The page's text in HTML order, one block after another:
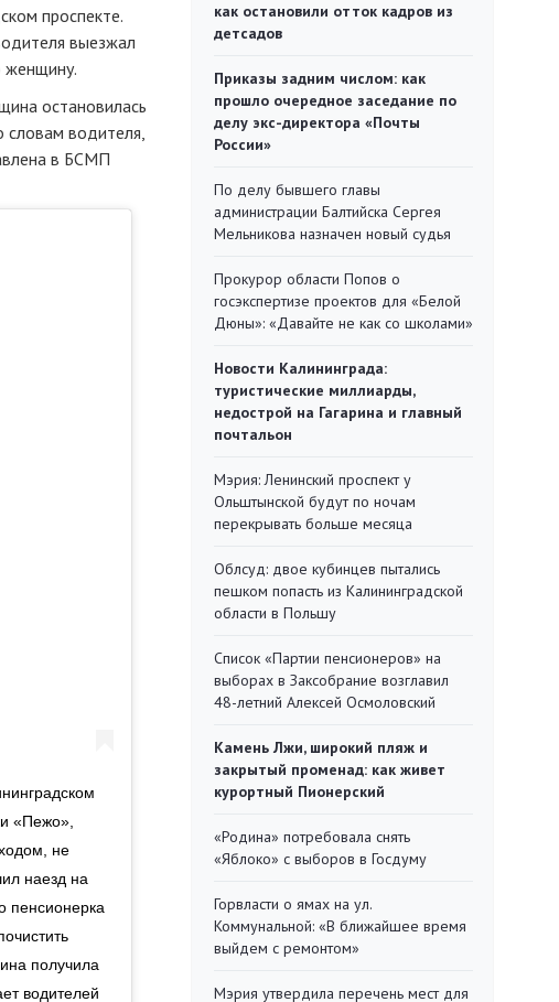
проспекте.
выезжал
женщину.
остановилась
водителя,
в БСМП
«Пежо»,
не
наезд на
пенсионерка
получила
водителей
как остановили отток кадров из
детсадов
Приказы задним числом: как
прошло очередное заседание по
делу экс-директора «Почты
России»
По делу бывшего главы
администрации Балтийска Сергея
Мельникова назначен новый судья
Прокурор области Попов о
госэкспертизе проектов для «Белой
Дюны»: «Давайте не как со школами»
Новости Калининграда:
туристические миллиарды,
недострой на Гагарина и главный
почтальон
Мэрия: Ленинский проспект у
Ольштынской будут по ночам
перекрывать больше месяца
Облсуд: двое кубинцев пытались
пешком попасть из Калининградской
области в Польшу
Список «Партии пенсионеров» на
выборах в Заксобрание возглавил
48-летний Алексей Осмоловский
Камень Лжи, широкий пляж и
закрытый променад: как живет
курортный Пионерский
«Родина» потребовала снять
«Яблоко» с выборов в Госдуму
Горвласти о ямах на ул.
Коммунальной: «В ближайшее время
выйдем с ремонтом»
Мэрия утвердила перечень мест для